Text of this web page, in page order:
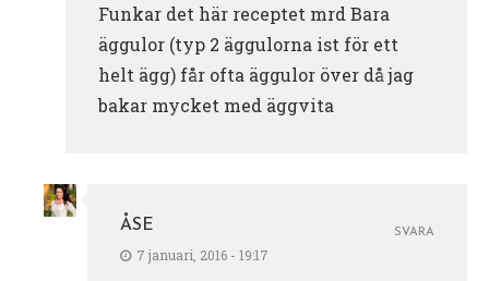
Funkar det här receptet mrd Bara
äggulor (typ 2 äggulorna ist för ett
helt ägg) får ofta äggulor över då jag
bakar mycket med äggvita
ÅSE
7 januari, 2016 - 19:17
SVARA